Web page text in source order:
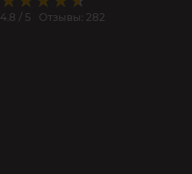
4.8 / 5 Отзывы: 282